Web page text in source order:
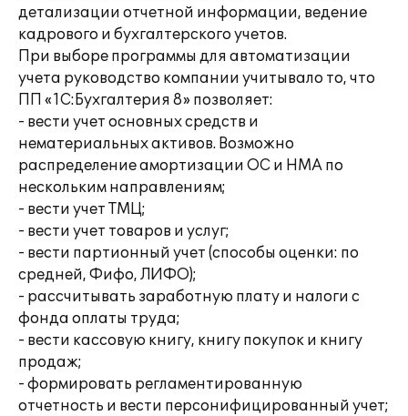
детализации отчетной информации, ведение
кадрового и бухгалтерского учетов.
При выборе программы для автоматизации
учета руководство компании учитывало то, что
ПП «1С:Бухгалтерия 8» позволяет:
- вести учет основных средств и
нематериальных активов. Возможно
распределение амортизации ОС и НМА по
нескольким направлениям;
- вести учет ТМЦ;
- вести учет товаров и услуг;
- вести партионный учет (способы оценки: по
средней, Фифо, ЛИФО);
- рассчитывать заработную плату и налоги с
фонда оплаты труда;
- вести кассовую книгу, книгу покупок и книгу
продаж;
- формировать регламентированную
отчетность и вести персонифицированный учет;